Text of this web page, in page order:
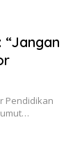
Pendidikan